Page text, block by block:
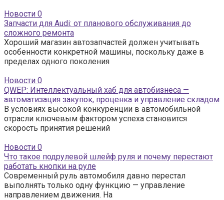
Новости 0
Запчасти для Audi: от планового обслуживания до
сложного ремонта
Хороший магазин автозапчастей должен учитывать
особенности конкретной машины, поскольку даже в
пределах одного поколения
Новости 0
QWEP: Интеллектуальный хаб для автобизнеса —
автоматизация закупок, проценка и управление складом
В условиях высокой конкуренции в автомобильной
отрасли ключевым фактором успеха становится
скорость принятия решений
Новости 0
Что такое подрулевой шлейф руля и почему перестают
работать кнопки на руле
Современный руль автомобиля давно перестал
выполнять только одну функцию — управление
направлением движения. На